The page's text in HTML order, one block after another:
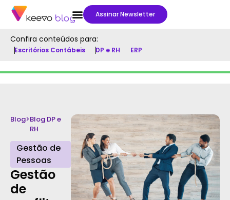
Assinar Newsletter
Confira conteúdos para:
Escritórios Contábeis DP e RH ERP
Blog>Blog DP e
RH
Gestão de
Pessoas
Gestão
de